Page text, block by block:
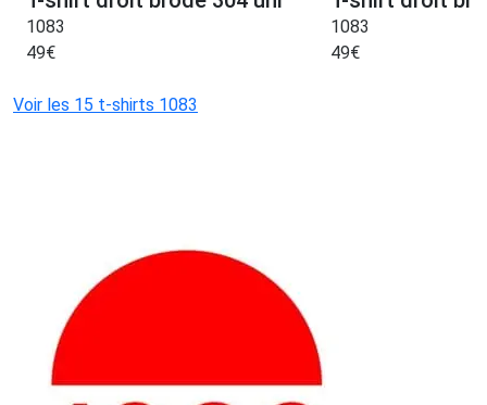
1083
49€
1083
49€
Voir les 15 t-shirts 1083